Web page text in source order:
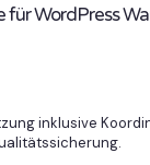
für WordPress
inklusive